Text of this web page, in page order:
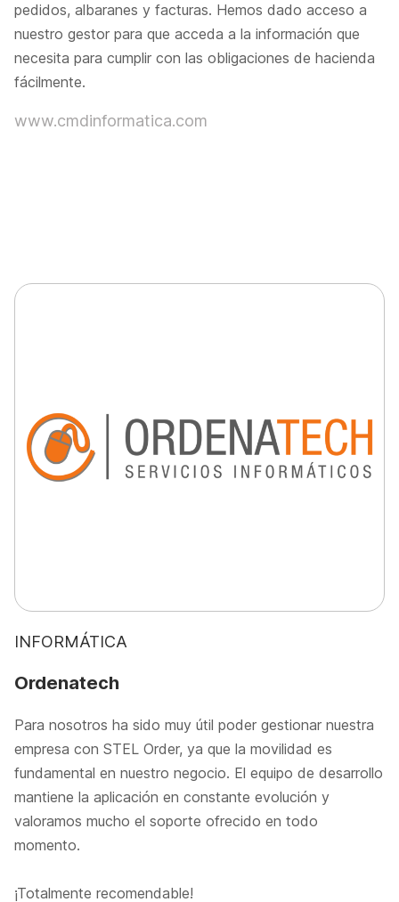
pedidos, albaranes y facturas. Hemos dado acceso a
nuestro gestor para que acceda a la información que
necesita para cumplir con las obligaciones de hacienda
fácilmente.
www.cmdinformatica.com
INFORMÁTICA
Ordenatech
Para nosotros ha sido muy útil poder gestionar nuestra
empresa con STEL Order, ya que la movilidad es
fundamental en nuestro negocio. El equipo de desarrollo
mantiene la aplicación en constante evolución y
valoramos mucho el soporte ofrecido en todo
momento.
¡Totalmente recomendable!